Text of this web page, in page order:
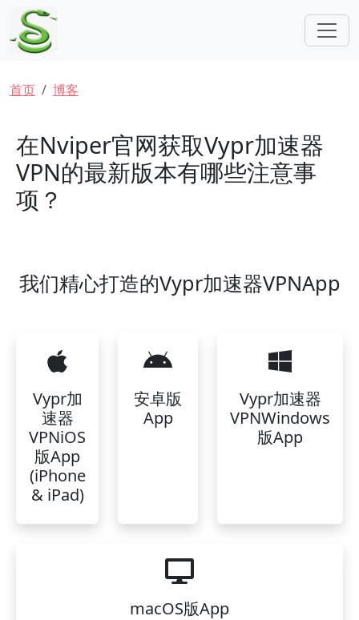
跳转到主要内容
面包屑
首页 博客
在Nviper官网获取Vypr加速器
VPN的最新版本有哪些注意事
项？
我们精心打造的Vypr加速器VPNApp
Vypr加
速器
VPNiOS
版App
(iPhone
& iPad)
安卓版
App
Vypr加速器
VPNWindows
版App
macOS版App